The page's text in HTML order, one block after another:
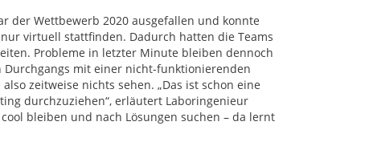
der Wettbewerb 2020 ausgefallen und konnte
virtuell stattfinden. Dadurch hatten die Teams
Probleme in letzter Minute bleiben dennoch
Durchgangs mit einer nicht-funktionierenden
zeitweise nichts sehen. „Das ist schon eine
durchzuziehen“, erläutert Laboringenieur
bleiben und nach Lösungen suchen – da lernt